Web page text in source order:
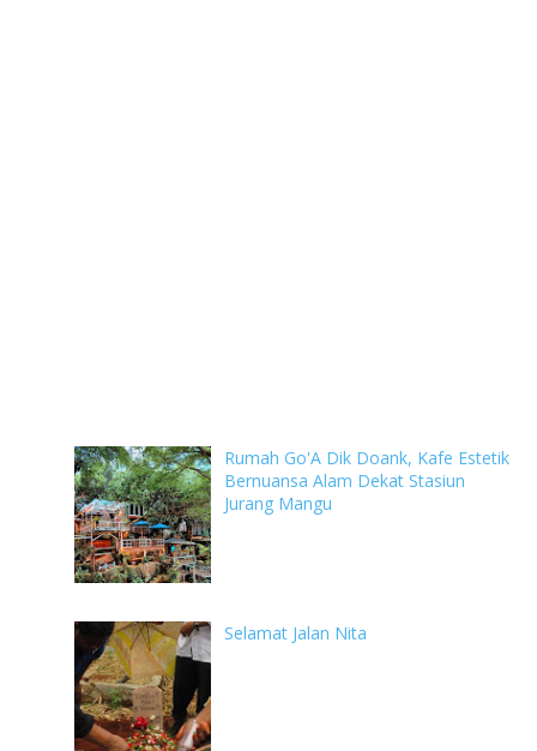
Rumah Go'A Dik Doank, Kafe Estetik
Bernuansa Alam Dekat Stasiun
Jurang Mangu
Selamat Jalan Nita